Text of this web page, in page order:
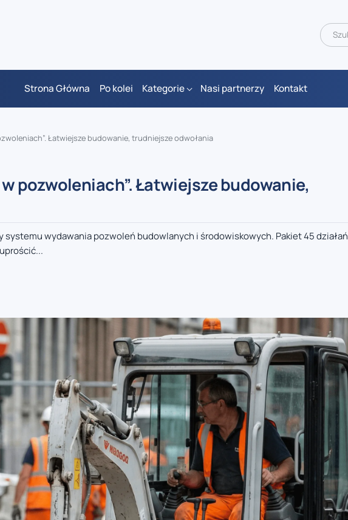
Strona Główna Po kolei Kategorie Nasi partnerzy Kontakt
Łatwiejsze budowanie, trudniejsze odwołania
pozwoleniach”. Łatwiejsze budowanie,
systemu wydawania pozwoleń budowlanych i środowiskowych. Pakiet 45 działań